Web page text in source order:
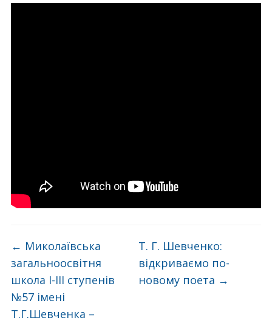
← Миколаївська
загальноосвітня
школа І-ІІІ ступенів
№57 імені
Т.Г.Шевченка –
Т. Г. Шевченко:
відкриваємо по-
новому поета →